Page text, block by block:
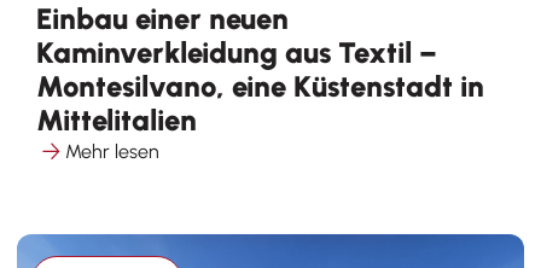
Einbau einer neuen
Kaminverkleidung aus Textil –
Montesilvano, eine Küstenstadt in
Mittelitalien
Mehr lesen